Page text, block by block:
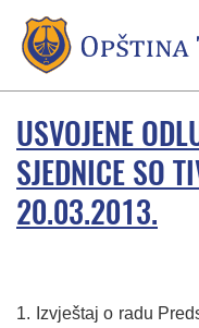
USVOJENE
SJEDNICE SO
20.03.2013.
1. Izvještaj o radu